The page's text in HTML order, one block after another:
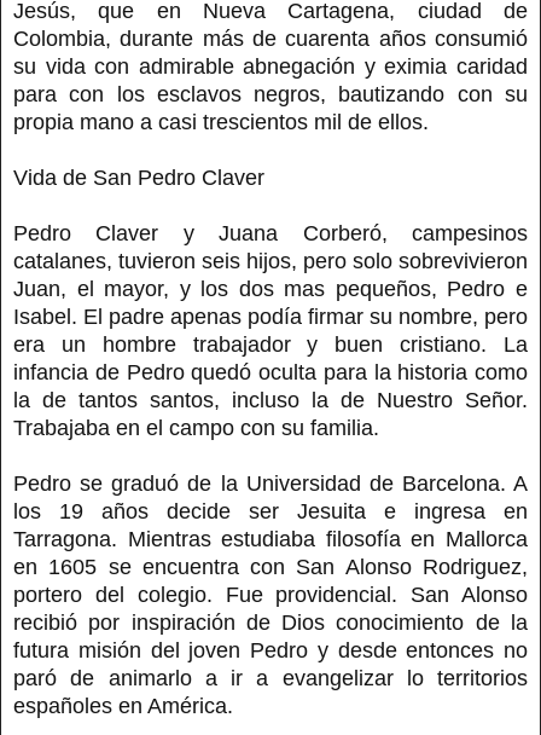
Jesús, que en Nueva Cartagena, ciudad de
Colombia, durante más de cuarenta años consumió
su vida con admirable abnegación y eximia caridad
para con los esclavos negros, bautizando con su
propia mano a casi trescientos mil de ellos.
Vida de San Pedro Claver
Pedro Claver y Juana Corberó, campesinos
catalanes, tuvieron seis hijos, pero solo sobrevivieron
Juan, el mayor, y los dos mas pequeños, Pedro e
Isabel. El padre apenas podía firmar su nombre, pero
era un hombre trabajador y buen cristiano. La
infancia de Pedro quedó oculta para la historia como
la de tantos santos, incluso la de Nuestro Señor.
Trabajaba en el campo con su familia.
Pedro se graduó de la Universidad de Barcelona. A
los 19 años decide ser Jesuita e ingresa en
Tarragona. Mientras estudiaba filosofía en Mallorca
en 1605 se encuentra con San Alonso Rodriguez,
portero del colegio. Fue providencial. San Alonso
recibió por inspiración de Dios conocimiento de la
futura misión del joven Pedro y desde entonces no
paró de animarlo a ir a evangelizar lo territorios
españoles en América.